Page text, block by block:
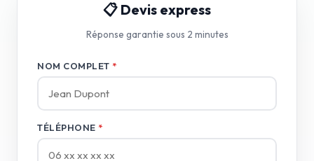
📋 Devis express
Réponse garantie sous 2 minutes
NOM COMPLET *
TÉLÉPHONE *